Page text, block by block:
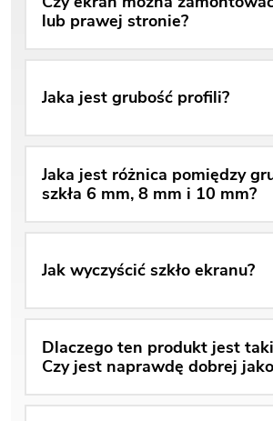
lub prawej stronie?
Jaka jest grubość profili?
Jaka jest różnica pomiędzy
szkła 6 mm, 8 mm i 10 mm?
Jak wyczyścić szkło ekranu?
Dlaczego ten produkt jest
Czy jest naprawdę dobrej